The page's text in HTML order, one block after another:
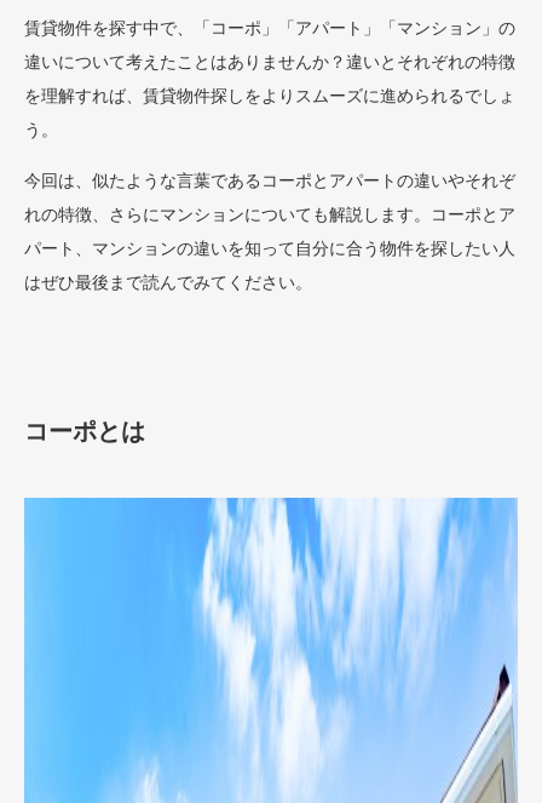
賃貸物件を探す中で、「コーポ」「アパート」「マンション」の
違いについて考えたことはありませんか？違いとそれぞれの特徴
を理解すれば、賃貸物件探しをよりスムーズに進められるでしょ
う。
今回は、似たような言葉であるコーポとアパートの違いやそれぞ
れの特徴、さらにマンションについても解説します。コーポとア
パート、マンションの違いを知って自分に合う物件を探したい人
はぜひ最後まで読んでみてください。
コーポとは